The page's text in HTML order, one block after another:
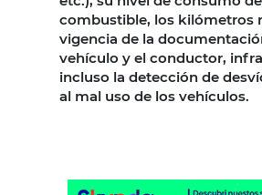
combustible, los kilómetros
vigencia de la
vehículo y el conductor,
incluso la detección de
al mal uso de los vehículos.